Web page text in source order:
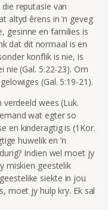
reputasie van
altyd êrens in ’n geveg
gesinne en families is
dat dit normaal is en
konflik is nie, is
nie (Gal. 5:22-23). Om
(Gal. 5:19-21).
wees (Luk.
wat egter so
en kinderagtig is (1Kor.
huwelik en ’n
Indien wel moet jy
miskien geestelik
siekte in jou
moet jy hulp kry. Ek sal